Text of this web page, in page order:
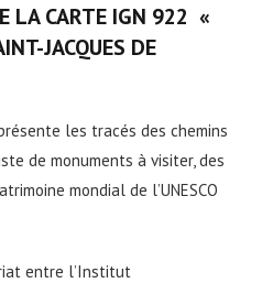
LA CARTE IGN 922 «
JACQUES DE
les tracés des chemins
de monuments à visiter, des
mondial de l’UNESCO
entre l’Institut